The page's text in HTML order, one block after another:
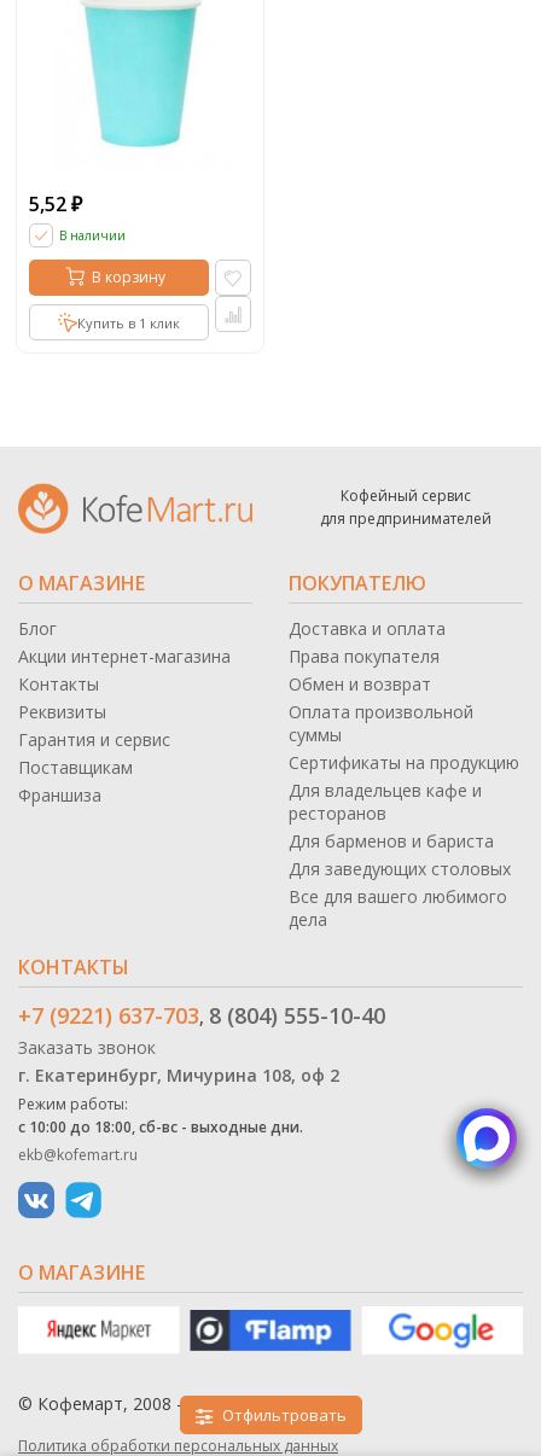
Отфильтровать
5,52 ₽
В наличии
В корзину
Купить в 1 клик
Кофейный сервис
для предпринимателей
О МАГАЗИНЕ
Блог
Акции интернет-магазина
Контакты
Реквизиты
Гарантия и сервис
Поставщикам
Франшиза
ПОКУПАТЕЛЮ
Доставка и оплата
Права покупателя
Обмен и возврат
Оплата произвольной
суммы
Сертификаты на продукцию
Для владельцев кафе и
ресторанов
Для барменов и бариста
Для заведующих столовых
Все для вашего любимого
дела
КОНТАКТЫ
+7 (9221) 637-703, 8 (804) 555-10-40
Заказать звонок
г. Екатеринбург, Мичурина 108, оф 2
Режим работы:
с 10:00 до 18:00, сб-вс - выходные дни.
ekb@kofemart.ru
О МАГАЗИНЕ
© Кофемарт, 2008 - 2026
Политика обработки персональных данных